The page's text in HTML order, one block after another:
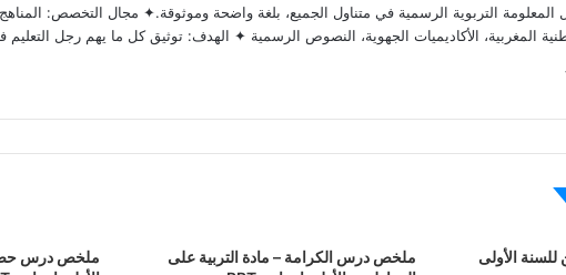
المعلومة التربوية الرسمية في متناول الجميع، بلغة واضحة وموثوقة.✦ مجال التخصص: المناهج
المغربية، الأكاديميات الجهوية، النصوص الرسمية ✦ الهدف: توثيق كل ما يهم رجل
b
s
t
الأولى
ملخص درس الكرامة – مادة التربية على
ملخص درس